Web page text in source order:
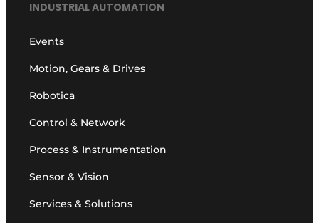
INDUSTRIAL AUTOMATION
Events
Motion, Gears & Drives
Robotica
Control & Network
Process & Instrumentation
Sensor & Vision
Services & Solutions